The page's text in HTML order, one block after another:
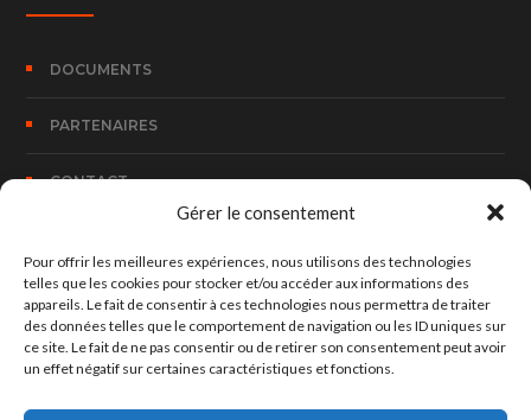
Gérer le consentement
Pour offrir les meilleures expériences, nous utilisons des technologies
telles que les cookies pour stocker et/ou accéder aux informations des
appareils. Le fait de consentir à ces technologies nous permettra de traiter
des données telles que le comportement de navigation ou les ID uniques sur
ce site. Le fait de ne pas consentir ou de retirer son consentement peut avoir
un effet négatif sur certaines caractéristiques et fonctions.
DOCUMENTS
PARTENAIRES
CONTACT
CONTACT
100, Rue Bombouaka 14 B.P. 170 Lomé – TOGO